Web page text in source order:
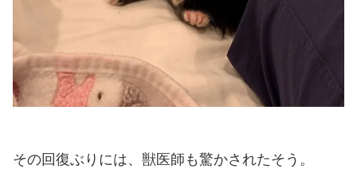
その回復ぶりには、獣医師も驚かされたそう。